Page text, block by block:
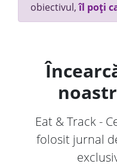
obiectivul,îl poți
Eat & Track -
folosit jurnal